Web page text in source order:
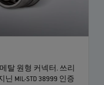
탈 원형 커넥터. 쓰리
MIL-STD 38999 인증